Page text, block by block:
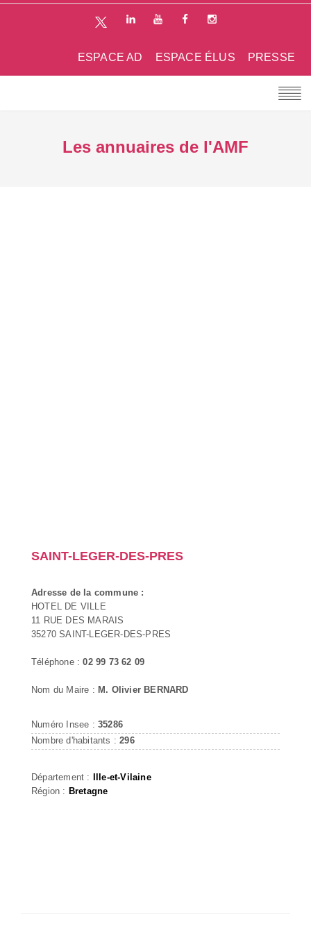
PRESSE
ESPACE ÉLUS
ESPACE AD
Les annuaires de l'AMF
SAINT-LEGER-DES-PRES
Adresse de la commune :
HOTEL DE VILLE
11 RUE DES MARAIS
35270 SAINT-LEGER-DES-PRES
Téléphone :02 99 73 62 09
Nom du Maire : M. Olivier BERNARD
Numéro Insee : 35286
Nombre d'habitants :296
Département : Ille-et-Vilaine
Région : Bretagne